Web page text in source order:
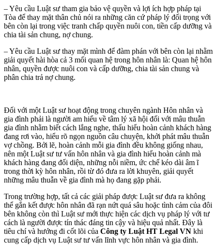
– Yêu cầu Luật sư tham gia bảo vệ quyền và lợi ích hợp pháp tại
Tòa để thay mặt thân chủ nói ra những căn cứ pháp lý đối trọng với
bên còn lại trong việc tranh chấp quyền nuôi con, tiền cấp dưỡng và
chia tài sản chung, nợ chung.
– Yêu cầu Luật sư thay mặt mình để đàm phán với bên còn lại nhằm
giải quyết hài hòa cả 3 mối quan hệ trong hôn nhân là: Quan hệ hôn
nhân, quyền được nuôi con và cấp dưỡng, chia tài sản chung và
phân chia trả nợ chung.
Đối với một Luật sư hoạt động trong chuyên ngành Hôn nhân và
gia đình phải là người am hiểu về tâm lý xã hội đối với mâu thuẫn
gia đình nhằm biết cách lắng nghe, thấu hiểu hoàn cảnh khách hàng
đang rơi vào, hiểu rõ ngọn nguồn câu chuyện, khởi phát mâu thuẫn
vợ chồng. Bởi lẽ, hoàn cảnh mỗi gia đình đều không giống nhau,
nên một Luật sư tư vấn hôn nhân và gia đình hiểu hoàn cảnh mà
khách hàng đang đối diện, những nỗi niềm, ức chế kéo dài âm ĩ
trong thời kỳ hôn nhân, rồi từ đó đưa ra lời khuyên, giải quyết
những mâu thuẫn về gia đình mà họ đang gặp phải.
Trong trường hợp, tất cả các giải pháp được Luật sư đưa ra không
thể gắn kết được hôn nhân đã rạn nứt quá sâu hoặc tình cảm của đôi
bên không còn thì Luật sư mới thực hiện các dịch vụ pháp lý với tư
cách là người được tín thác đáng tin cậy và hiệu quả nhất. Đây là
tiêu chí và hướng đi cốt lõi của Công ty Luật HT Legal VN khi
cung cấp dịch vụ Luật sư tư vấn lĩnh vực hôn nhân và gia đình.